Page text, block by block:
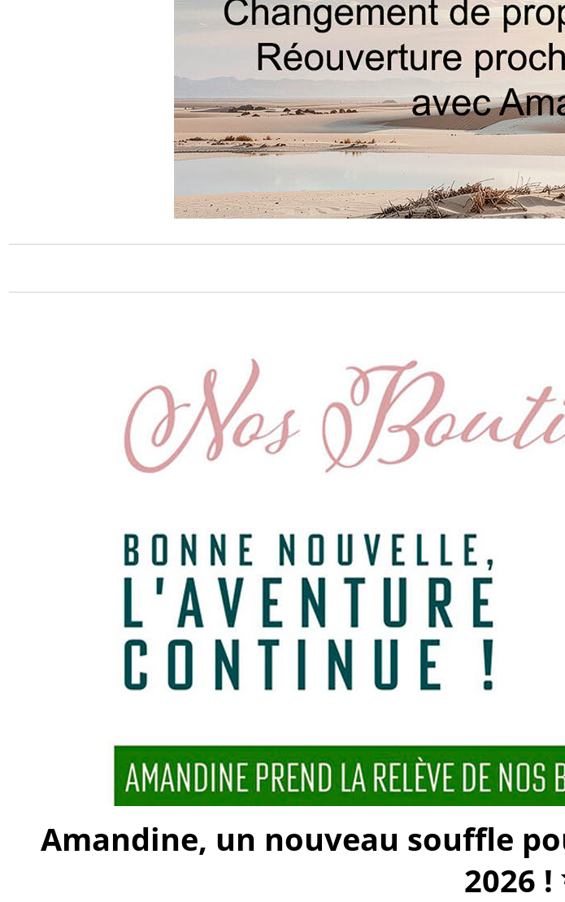
Amandine, un nouveau souffle
2026 !